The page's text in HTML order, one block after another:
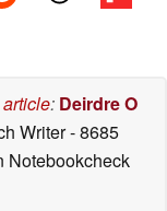
: Deirdre O
Writer- 8685
Notebookcheck